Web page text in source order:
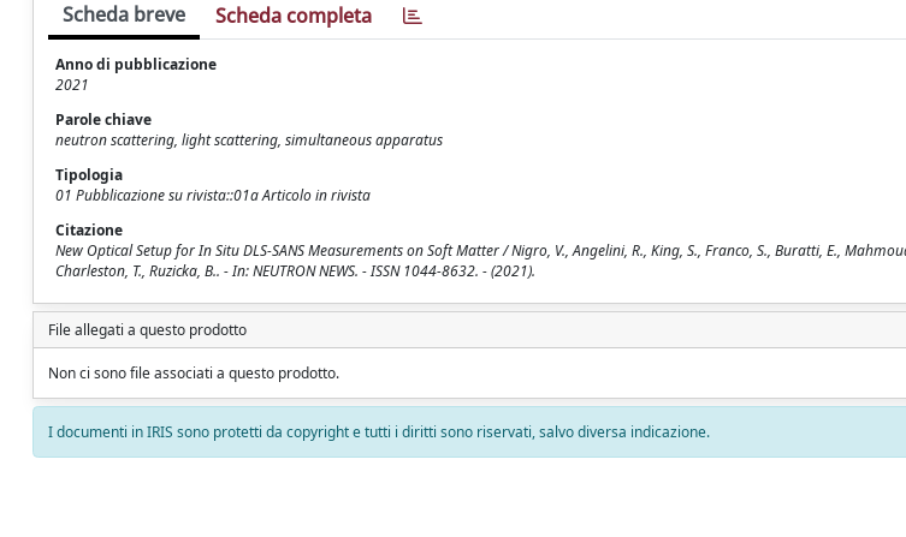
Scheda breve Scheda completa
Anno di pubblicazione
2021
Parole chiave
neutron scattering, light scattering, simultaneous apparatus
Tipologia
01 Pubblicazione su rivista::01a Articolo in rivista
Citazione
New Optical Setup for In Situ DLS-SANS Measurements on Soft Matter / Nigro, V., Angelini, R., King, S., Franco, S., Buratti, E.,
Charleston, T., Ruzicka, B.. - In: NEUTRON NEWS. - ISSN 1044-8632. - (2021).
File allegati a questo prodotto
Non ci sono file associati a questo prodotto.
I documenti in IRIS sono protetti da copyright e tutti i diritti sono riservati, salvo diversa indicazione.